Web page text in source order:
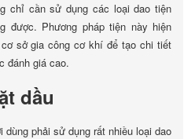
chỉ cần sử dụng các loại dao tiện
được. Phương pháp tiện này hiện
sở gia công cơ khí để tạo chi tiết
đánh giá cao.
dầu
phải sử dụng rất nhiều loại dao